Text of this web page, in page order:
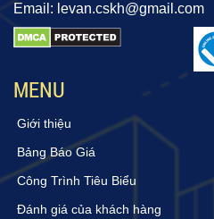
Email: levan.cskh@gmail.com
MENU
Giới thiệu
Bảng Báo Giá
Công Trình Tiêu Biểu
Đánh giá của khách hàng